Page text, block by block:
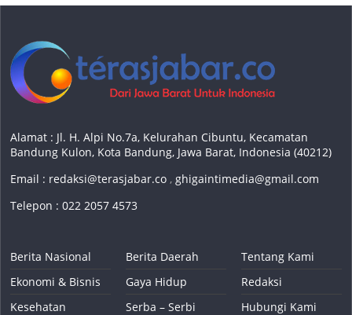
Alamat : Jl. H. Alpi No.7a, Kelurahan Cibuntu, Kecamatan
Bandung Kulon, Kota Bandung, Jawa Barat, Indonesia (40212)
Email : redaksi@terasjabar.co ,ghigaintimedia@gmail.com
Telepon : 022 2057 4573
Berita Nasional
Ekonomi & Bisnis
Kesehatan
Berita Daerah
Gaya Hidup
Serba – Serbi
Tentang Kami
Redaksi
Hubungi Kami